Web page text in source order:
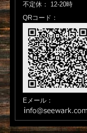
不定休： 12-20時
QRコード：
Eメール：